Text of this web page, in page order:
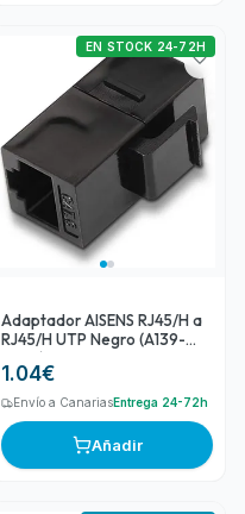
Adaptador AISENS RJ45/H a
RJ45/H UTP Negro (A139-
0299)
1.04€
EN STOCK 24-72H
Envío a CanariasEntrega 24-72h
Añadir